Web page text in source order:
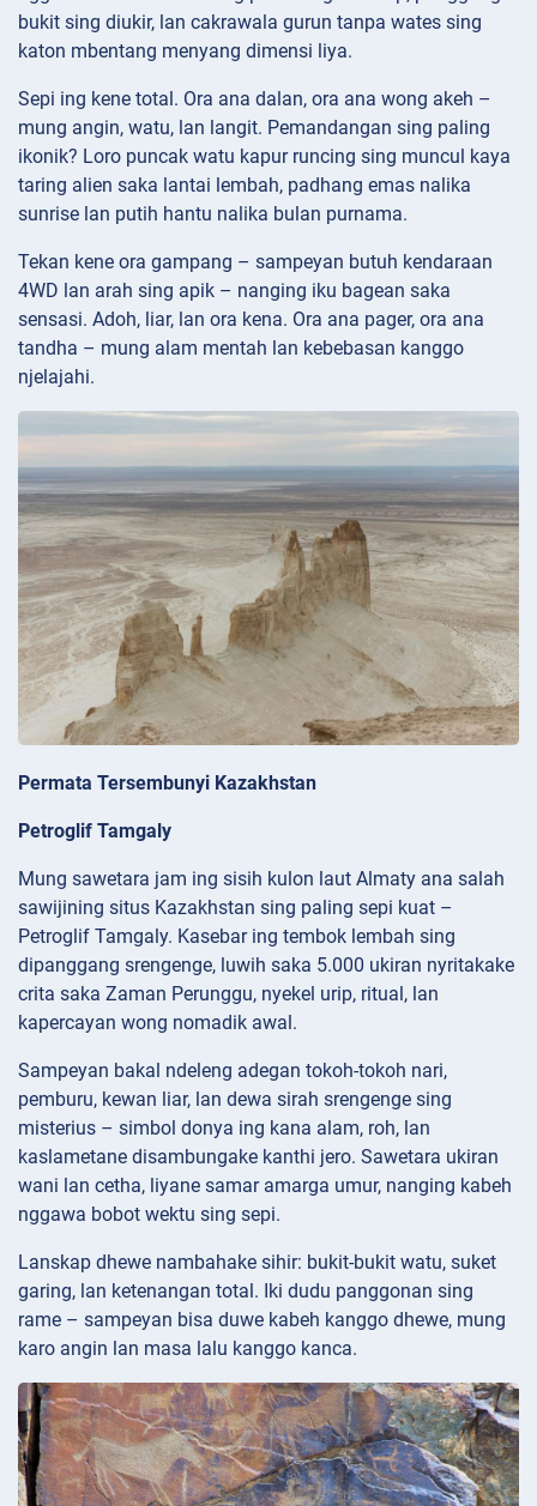
bukit sing diukir, lan cakrawala gurun tanpa wates sing
katon mbentang menyang dimensi liya.
Sepi ing kene total. Ora ana dalan, ora ana wong akeh –
mung angin, watu, lan langit. Pemandangan sing paling
ikonik? Loro puncak watu kapur runcing sing muncul kaya
taring alien saka lantai lembah, padhang emas nalika
sunrise lan putih hantu nalika bulan purnama.
Tekan kene ora gampang – sampeyan butuh kendaraan
4WD lan arah sing apik – nanging iku bagean saka
sensasi. Adoh, liar, lan ora kena. Ora ana pager, ora ana
tandha – mung alam mentah lan kebebasan kanggo
njelajahi.
Permata Tersembunyi Kazakhstan
Petroglif Tamgaly
Mung sawetara jam ing sisih kulon laut Almaty ana salah
sawijining situs Kazakhstan sing paling sepi kuat –
Petroglif Tamgaly. Kasebar ing tembok lembah sing
dipanggang srengenge, luwih saka 5.000 ukiran nyritakake
crita saka Zaman Perunggu, nyekel urip, ritual, lan
kapercayan wong nomadik awal.
Sampeyan bakal ndeleng adegan tokoh-tokoh nari,
pemburu, kewan liar, lan dewa sirah srengenge sing
misterius – simbol donya ing kana alam, roh, lan
kaslametane disambungake kanthi jero. Sawetara ukiran
wani lan cetha, liyane samar amarga umur, nanging kabeh
nggawa bobot wektu sing sepi.
Lanskap dhewe nambahake sihir: bukit-bukit watu, suket
garing, lan ketenangan total. Iki dudu panggonan sing
rame – sampeyan bisa duwe kabeh kanggo dhewe, mung
karo angin lan masa lalu kanggo kanca.